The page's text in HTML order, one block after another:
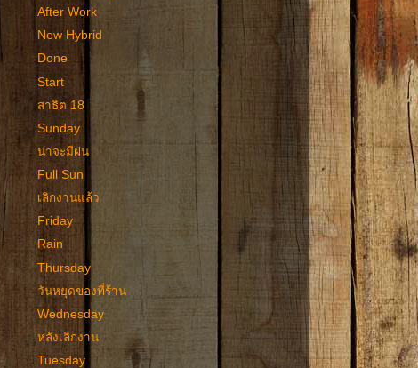
After Work
New Hybrid
Done
Start
สาธิต 18
Sunday
น่าจะมีฝน
Full Sun
เลิกงานแล้ว
Friday
Rain
Thursday
วันหยุดของที่ร้าน
Wednesday
หลังเลิกงาน
Tuesday